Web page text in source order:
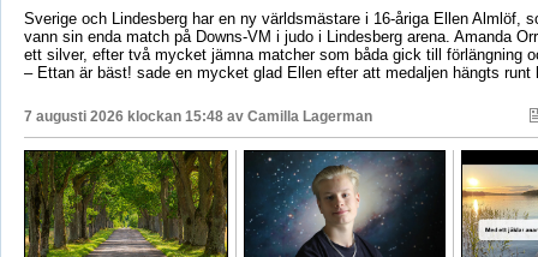
Sverige och Lindesberg har en ny världsmästare i 16-åriga Ellen Almlöf,
vann sin enda match på Downs-VM i judo i Lindesberg arena. Amanda
ett silver, efter två mycket jämna matcher som båda gick till förlängning
– Ettan är bäst! sade en mycket glad Ellen efter att medaljen hängts runt
7 augusti 2026 klockan 15:48 av Camilla Lagerman